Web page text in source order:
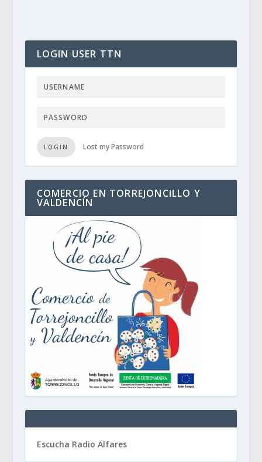
LOGIN USER TTN
LOGIN Lost my Password
COMERCIO EN TORREJONCILLO Y
VALDENCÍN
Escucha Radio Alfares